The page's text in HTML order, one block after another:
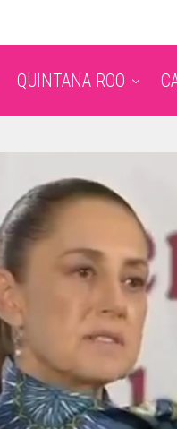
QUINTANA ROO